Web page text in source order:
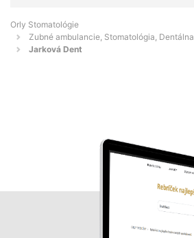
Orly Stomatológie
Zubné ambulancie, Stomatológia,
Jarková Dent